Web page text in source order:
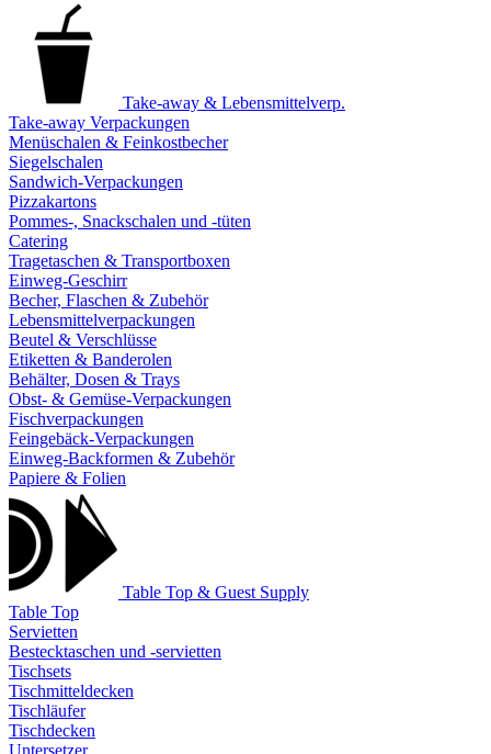
Take-away & Lebensmittelverp.
Take-away Verpackungen
Menüschalen & Feinkostbecher
Siegelschalen
Sandwich-Verpackungen
Pizzakartons
Pommes-, Snackschalen und -tüten
Catering
Tragetaschen & Transportboxen
Einweg-Geschirr
Becher, Flaschen & Zubehör
Lebensmittelverpackungen
Beutel & Verschlüsse
Etiketten & Banderolen
Behälter, Dosen & Trays
Obst- & Gemüse-Verpackungen
Fischverpackungen
Feingebäck-Verpackungen
Einweg-Backformen & Zubehör
Papiere & Folien
Table Top & Guest Supply
Table Top
Servietten
Bestecktaschen und -servietten
Tischsets
Tischmitteldecken
Tischläufer
Tischdecken